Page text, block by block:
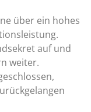
über ein hohes
auf und
weiter.